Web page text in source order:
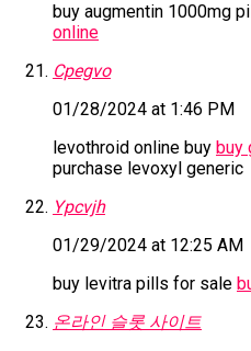
buy augmentin 1000mg
online
Cpegvo
01/28/2024 at 1:46 PM
levothroid online buy buy
purchase levoxyl generic
Ypcvjh
01/29/2024 at 12:25 AM
buy levitra pills for sale
온라인 슬롯 사이트